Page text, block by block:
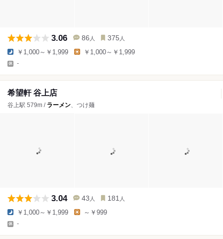
3.06 86 人 375 人
￥1,000～￥1,999 ￥1,000～￥1,999
-
希望軒 谷上店
谷上駅 579m / ラーメン、つけ麺
3.04 43 人 181 人
￥1,000～￥1,999 ～￥999
-